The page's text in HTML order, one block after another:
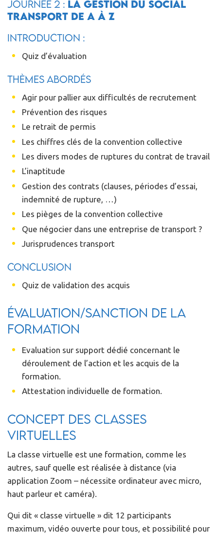
JOURNEE 2 : La gestion du social
transport de A à Z
Introduction :
Quiz d’évaluation
Thèmes abordés
Agir pour pallier aux difficultés de recrutement
Prévention des risques
Le retrait de permis
Les chiffres clés de la convention collective
Les divers modes de ruptures du contrat de travail
L’inaptitude
Gestion des contrats (clauses, périodes d’essai,
indemnité de rupture, …)
Les pièges de la convention collective
Que négocier dans une entreprise de transport ?
Jurisprudences transport
Conclusion
Quiz de validation des acquis
Évaluation/Sanction de la
formation
Evaluation sur support dédié concernant le
déroulement de l’action et les acquis de la
formation.
Attestation individuelle de formation.
Concept des classes
virtuelles
La classe virtuelle est une formation, comme les
autres, sauf quelle est réalisée à distance (via
application Zoom – nécessite ordinateur avec micro,
haut parleur et caméra).
Qui dit « classe virtuelle » dit 12 participants
maximum, vidéo ouverte pour tous, et possibilité pour